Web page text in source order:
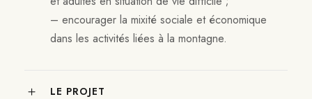
– encourager la mixité sociale et économique
dans les activités liées à la montagne.
LE PROJET